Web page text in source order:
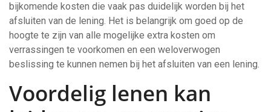
bijkomende kosten die vaak pas duidelijk worden bij het
afsluiten van de lening. Het is belangrijk om goed op de
hoogte te zijn van alle mogelijke extra kosten om
verrassingen te voorkomen en een weloverwogen
beslissing te kunnen nemen bij het afsluiten van een lening.
Voordelig lenen kan